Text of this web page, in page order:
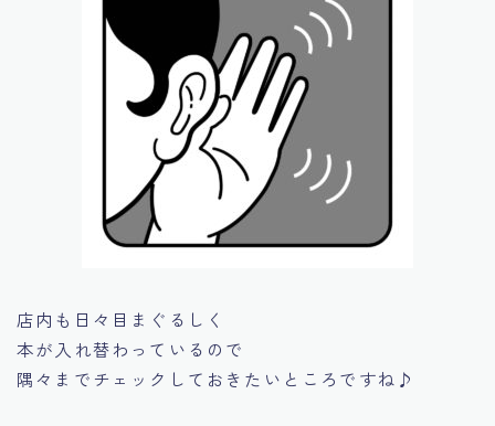
店内も日々目まぐるしく
本が入れ替わっているので
隅々までチェックしておきたいところですね♪